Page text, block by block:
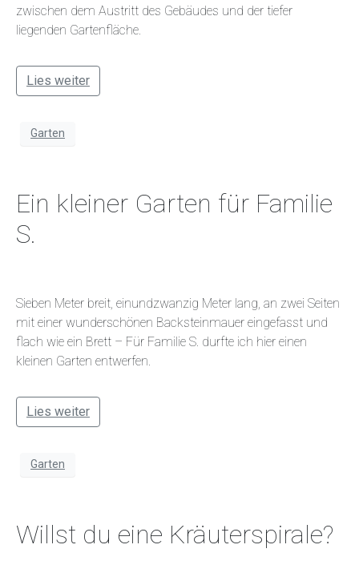
zwischen dem Austritt des Gebäudes und der tiefer
liegenden Gartenfläche.
Lies weiter
Garten
Ein kleiner Garten für Familie
S.
Sieben Meter breit, einundzwanzig Meter lang, an zwei Seiten
mit einer wunderschönen Backsteinmauer eingefasst und
flach wie ein Brett – Für Familie S. durfte ich hier einen
kleinen Garten entwerfen.
Lies weiter
Garten
Willst du eine Kräuterspirale?